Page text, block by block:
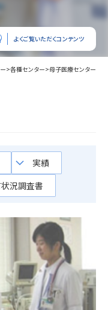
>各種センター>母子医療センター
keyboard_arrow_down 実績
況調査書
よくご覧いただくコンテンツ